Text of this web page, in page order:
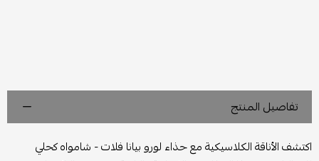
تفاصيل المنتج
اكتشف الأناقة الكلاسيكية مع حذاء لورو بيانا فلات - شامواه كحلي